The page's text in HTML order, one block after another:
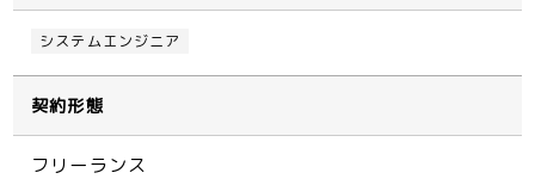
システムエンジニア
契約形態
フリーランス